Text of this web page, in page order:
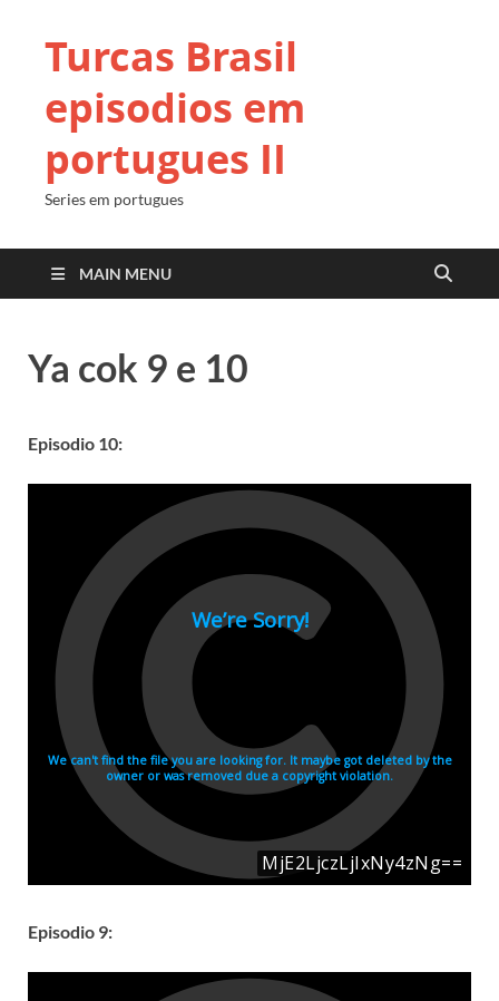
Turcas Brasil
episodios em
portugues II
Series em portugues
MAIN MENU
Ya cok 9 e 10
Episodio 10:
Episodio 9: